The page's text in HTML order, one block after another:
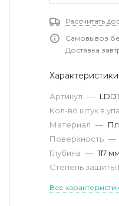
Рассчитать
Самовывоз
Доставка
Характеристики
Артикул —
Кол-во штук в
Материал —
Поверхность —
Глубина — 117 мм
Степень защиты
Все